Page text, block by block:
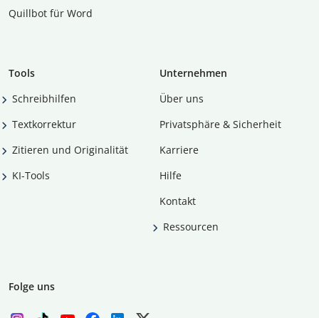
Quillbot für Word
Tools
Schreibhilfen
Textkorrektur
Zitieren und Originalität
KI-Tools
Unternehmen
Über uns
Privatsphäre & Sicherheit
Karriere
Hilfe
Kontakt
Ressourcen
Folge uns